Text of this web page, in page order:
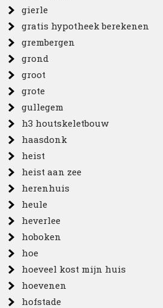
gierle
gratis hypotheek berekenen
grembergen
grond
groot
grote
gullegem
h3 houtskeletbouw
haasdonk
heist
heist aan zee
herenhuis
heule
heverlee
hoboken
hoe
hoeveel kost mijn huis
hoevenen
hofstade